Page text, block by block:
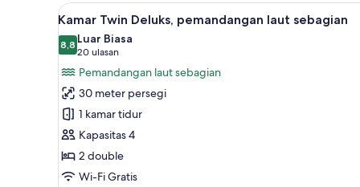
Lihat
semua
foto
untuk
Kamar
Twin
Deluks,
pemandangan
laut
sebagian
Seprai premium, busa
4
Kamar Twin Deluks, pemandangan laut sebagian
8,88,8 dari 10
Luar Biasa
20 ulasan
(20
ulasan)
Pemandangan laut sebagian
30 meter persegi
1 kamar tidur
Kapasitas 4
2 double
Wi-Fi Gratis